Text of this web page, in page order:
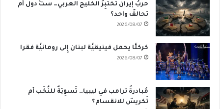
حربُ إيران تَختَبِرُ الخليج العربي… ستُّ دول أم
تحالفٌ واحد؟
2026/08/07
كركلَّا يحمل فينيقيَّة لبنان إِلى رومانيَّة فقرا
2026/08/07
مُبادرةُ ترامب في ليبيا… تَسوِيَةٌ للنُخَب أم
تَكريسٌ للانقسام؟